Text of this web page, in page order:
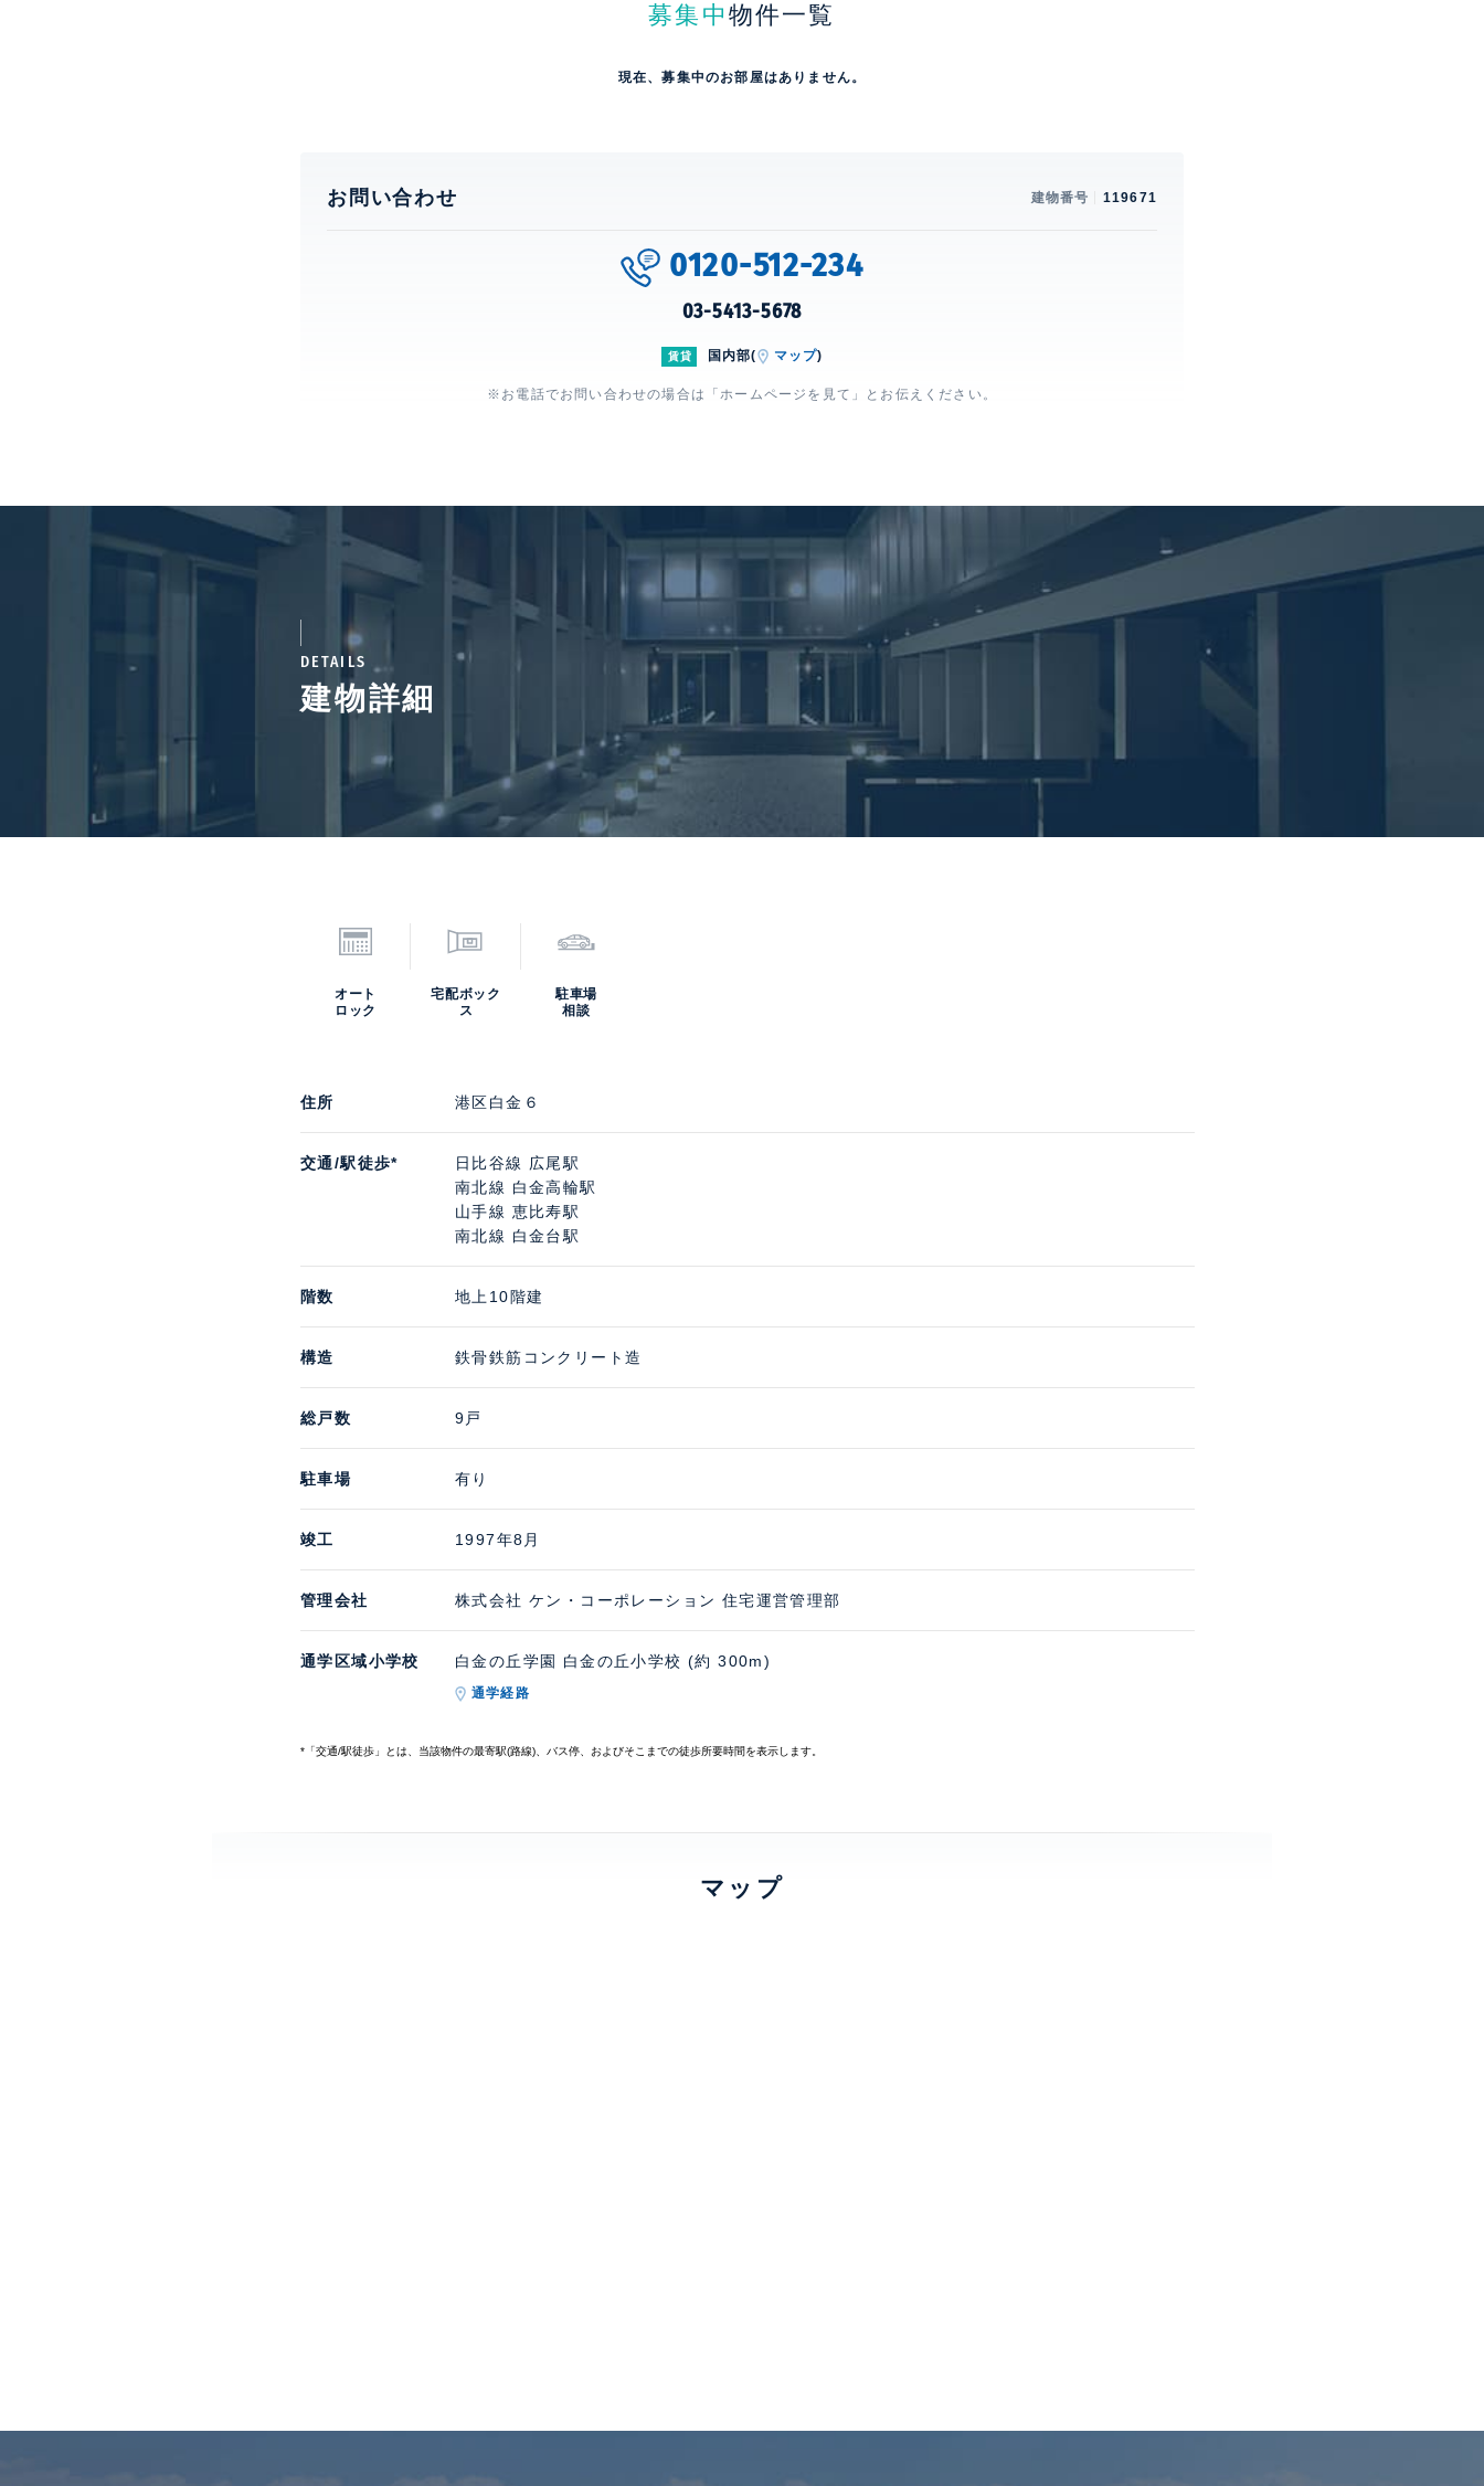
募集中 物件一覧
現在、募集中のお部屋はありません。
お問い合わせ 建物番号 119671
0120-512-234
03-5413-5678
賃貸 国内部( マップ)
※お電話でお問い合わせの場合は「ホームページを見て」とお伝えください。
DETAILS
建物詳細
オート
ロック
宅配ボック
ス
駐車場
相談
住所 港区白金６
交通/駅徒歩*
日比谷線 広尾駅
南北線 白金高輪駅
山手線 恵比寿駅
南北線 白金台駅
階数 地上10階建
構造 鉄骨鉄筋コンクリート造
総戸数 9戸
駐車場 有り
竣工 1997年8月
管理会社 株式会社 ケン・コーポレーション 住宅運営管理部
通学区域小学校 白金の丘学園 白金の丘小学校 (約 300m)
通学経路
*「交通/駅徒歩」とは、当該物件の最寄駅(路線)、バス停、およびそこまでの徒歩所要時間を表示します。
マップ